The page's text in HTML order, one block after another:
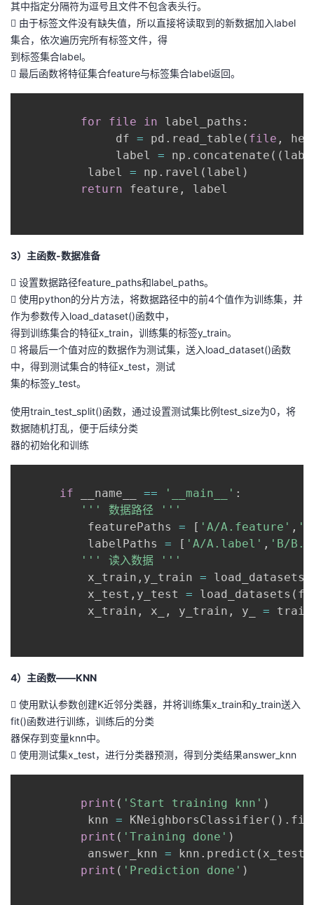
其中指定分隔符为逗号且文件不包含表头行。
 由于标签文件没有缺失值，所以直接将读取到的新数据加入label
集合，依次遍历完所有标签文件，得
到标签集合label。
 最后函数将特征集合feature与标签集合label返回。
for file in label_paths :
              df
= pd . read_table ( file ,
              label
= np . concatenate ( (
          label
= np . ravel ( label )
return feature , label
3）主函数-数据准备
 设置数据路径feature_paths和label_paths。
 使用python的分片方法，将数据路径中的前4个值作为训练集，并
作为参数传入load_dataset()函数中，
得到训练集合的特征x_train，训练集的标签y_train。
 将最后一个值对应的数据作为测试集，送入load_dataset()函数
中，得到测试集合的特征x_test，测试
集的标签y_test。
使用train_test_split()函数，通过设置测试集比例test_size为0，将
数据随机打乱，便于后续分类
器的初始化和训练
if __name__ == '__main__' :
''' 数据路径 '''
          featurePaths
= [ 'A/A.feature' ,
          labelPaths
= [ 'A/A.label' , 'B/
''' 读入数据 '''
          x_train
, y_train = load_datasets
          x_test
, y_test = load_datasets (
          x_train
, x_ , y_train , y_ =
4）主函数——KNN
 使用默认参数创建K近邻分类器，并将训练集x_train和y_train送入
fit()函数进行训练，训练后的分类
器保存到变量knn中。
 使用测试集x_test，进行分类器预测，得到分类结果answer_knn
print ( 'Start training knn' )
          knn
= KNeighborsClassifier ( ) . fit
print ( 'Training done' )
          answer_knn
= knn . predict ( x_test
print ( 'Prediction done' )